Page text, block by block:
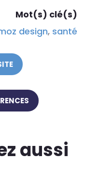
Mot(s) clé(s)
design, santé
aussi